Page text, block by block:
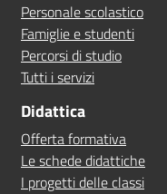
Personale scolastico
Famiglie e studenti
Percorsi di studio
Tutti i servizi
Didattica
Offerta formativa
Le schede didattiche
I progetti delle classi